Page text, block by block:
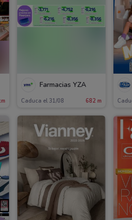
Farmacias YZA
Caduca el 31/08 682 m